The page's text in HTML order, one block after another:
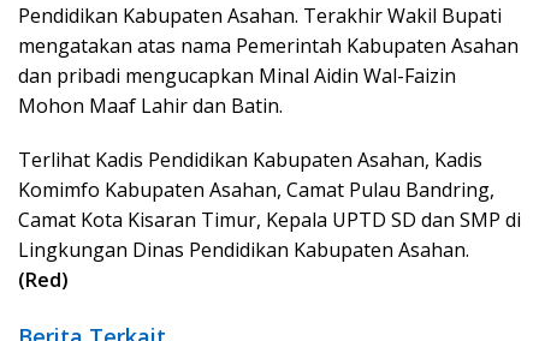
Pendidikan Kabupaten Asahan. Terakhir Wakil Bupati
mengatakan atas nama Pemerintah Kabupaten Asahan
dan pribadi mengucapkan Minal Aidin Wal-Faizin
Mohon Maaf Lahir dan Batin.
Terlihat Kadis Pendidikan Kabupaten Asahan, Kadis
Komimfo Kabupaten Asahan, Camat Pulau Bandring,
Camat Kota Kisaran Timur, Kepala UPTD SD dan SMP di
Lingkungan Dinas Pendidikan Kabupaten Asahan.
(Red)